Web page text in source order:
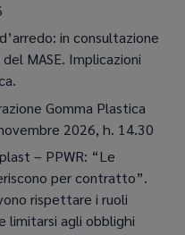
in consultazione
MASE. Implicazioni
Gomma Plastica
2026, h. 14.30
– PPWR: “Le
per contratto”.
rispettare i ruoli
limitarsi agli obblighi